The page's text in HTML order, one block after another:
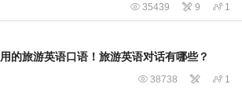
 35439  9  1
用的旅游英语口语！旅游英语对话有哪些？
 38738   1